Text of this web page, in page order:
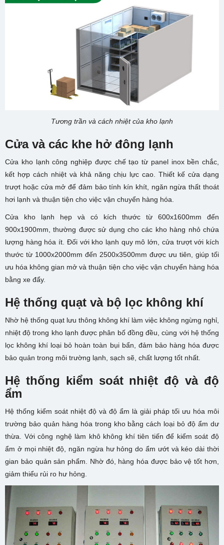
Tương trần và cách nhiệt của kho lạnh
Cửa và các khe hở đông lạnh
Cửa kho lạnh công nghiệp được chế tạo từ panel inox bền chắc,
kết hợp cách nhiệt và khả năng chịu lực cao. Thiết kế cửa dạng
trượt hoặc cửa mở để đảm bảo tính kín khít, ngăn ngừa thất thoát
hơi lạnh và thuận tiện cho việc vận chuyển hàng hóa.
Cửa kho lạnh hẹp và có kích thước từ 600x1600mm đến
900x1900mm, thường được sử dụng cho các kho hàng nhỏ chứa
lượng hàng hóa ít. Đối với kho lạnh quy mô lớn, cửa trượt với kích
thước từ 1000x2000mm đến 2500x3500mm được ưu tiên, giúp tối
ưu hóa không gian mở và thuận tiện cho việc vận chuyển hàng hóa
bằng xe đẩy.
Hệ thống quạt và bộ lọc không khí
Nhờ hệ thống quạt lưu thông không khí làm việc không ngừng nghỉ,
nhiệt độ trong kho lạnh được phân bố đồng đều, cùng với hệ thống
lọc không khí loại bỏ hoàn toàn bụi bẩn, đảm bảo hàng hóa được
bảo quản trong môi trường lạnh, sạch sẽ, chất lượng tốt nhất.
Hệ thống kiểm soát nhiệt độ và độ
ẩm
Hệ thống kiểm soát nhiệt độ và độ ẩm là giải pháp tối ưu hóa môi
trường bảo quản hàng hóa trong kho bằng cách loại bỏ độ ẩm dư
thừa. Với công nghệ làm khô không khí tiên tiến để kiểm soát độ
ẩm ở mọi nhiệt độ, ngăn ngừa hư hỏng do ẩm ướt và kéo dài thời
gian bảo quản sản phẩm. Nhờ đó, hàng hóa được bảo vệ tốt hơn,
giảm thiểu rủi ro hư hỏng.